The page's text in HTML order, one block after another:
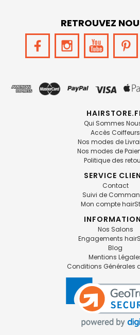
RETROUVEZ
Qui Sommes
Accès Coiffeurs
Nos modes de
Nos modes de
Politique des
SERVICE
Contact
Suivi de
Mon compte
Nos Salons
Engagements
Blog
Mentions
Conditions Générales